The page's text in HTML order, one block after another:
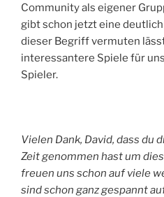
Community als eigener
gibt schon jetzt eine
dieser Begriff vermuten
interessantere Spiele für
Spieler.
Vielen Dank, David, dass du
Zeit genommen hast um
freuen uns schon auf viele
sind schon ganz gespannt